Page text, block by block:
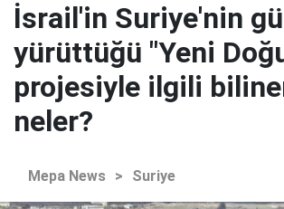
İsrail'in Suriye'nin
yürüttüğü "Yeni
projesiyle ilgili
neler?
Mepa News > Suriye